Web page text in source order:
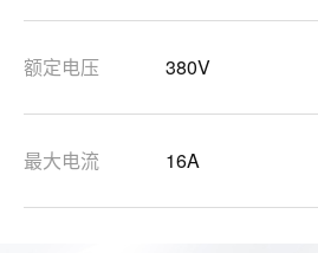
额定电压 380V
最大电流 16A